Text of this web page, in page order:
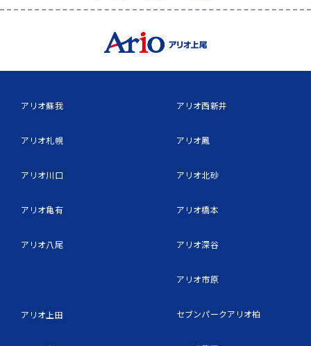
アリオ蘇我
アリオ札幌
アリオ川口
アリオ亀有
アリオ八尾
アリオ上田
アリオ西新井
アリオ鳳
アリオ北砂
アリオ橋本
アリオ深谷
アリオ市原
セブンパークアリオ柏